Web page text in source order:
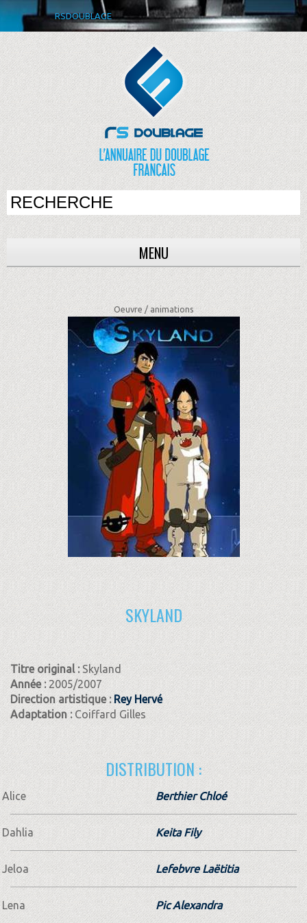
RSDOUBLAGE
MENU
Oeuvre / animations
SKYLAND
Titre original : Skyland
Année : 2005/2007
Direction artistique : Rey Hervé
Adaptation :Coiffard Gilles
DISTRIBUTION :
Alice Berthier Chloé
Dahlia Keita Fily
Jeloa Lefebvre Laëtitia
Lena Pic Alexandra